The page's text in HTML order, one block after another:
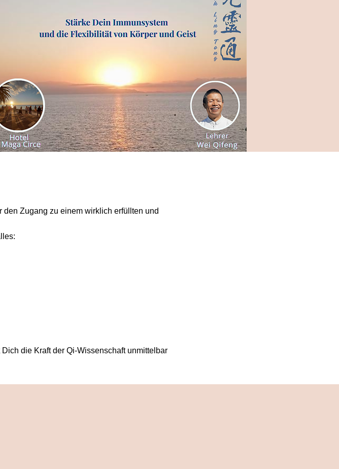
Zugang zu einem wirklich erfüllten und
die Kraft der Qi-Wissenschaft unmittelbar